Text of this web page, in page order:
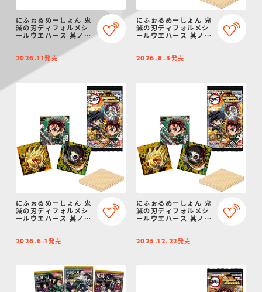
にふぉるめーしょん 鬼
滅の刃ディフォルメシ
ールウエハース 其ノ十
2026.11発売
にふぉるめーしょん 鬼
滅の刃ディフォルメシ
ールウエハース 其ノ十
2026.8.3 発売
にふぉるめーしょん 鬼
滅の刃ディフォルメシ
ールウエハース 其ノ十
2026.6.1 発売
にふぉるめーしょん 鬼
滅の刃ディフォルメシ
ールウエハース 其ノ十
2025.12.22発売